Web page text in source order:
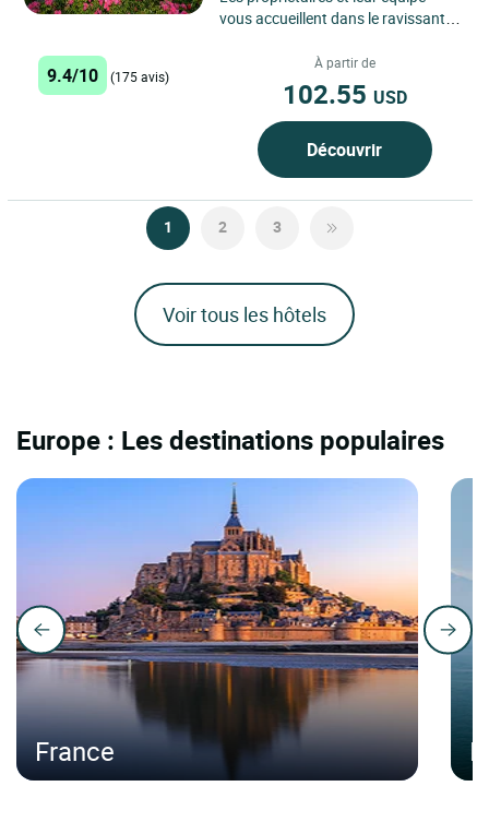
vous accueillent dans le ravissant
construction de 1850...
9.4/10 (175 avis)
À partir de
102.55 USD
Découvrir
1 2 3
Voir tous les hôtels
Europe : Les destinations populaires
France